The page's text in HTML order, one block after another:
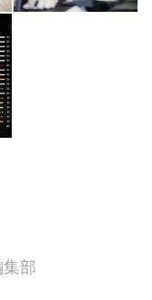
部